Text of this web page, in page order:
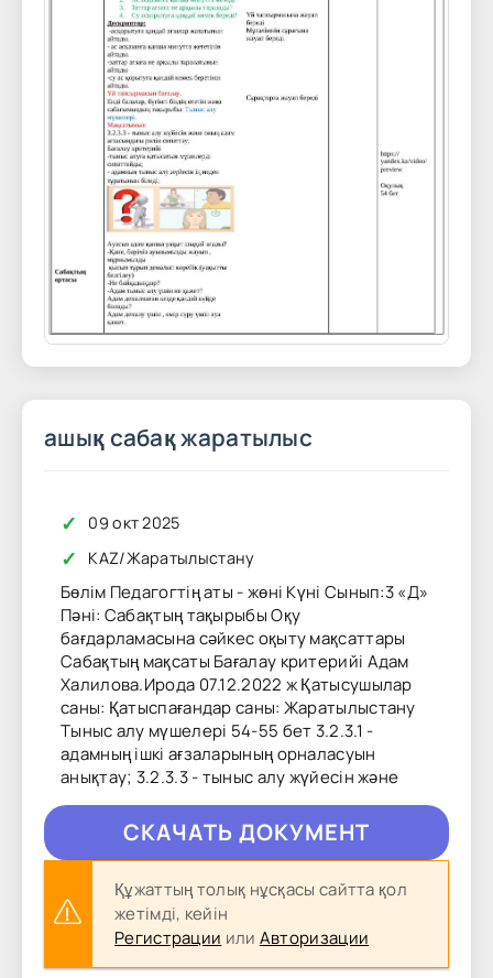
ашық сабақ жаратылыс
✓ 09 окт 2025
✓ KAZ/Жаратылыстану
Бөлім Педагогтің аты - жөні Күні Сынып:3 «Д»
Пәні: Сабақтың тақырыбы Оқу
бағдарламасына сәйкес оқыту мақсаттары
Сабақтың мақсаты Бағалау критерийі Адам
Халилова.Ирода 07.12.2022 ж Қатысушылар
саны: Қатыспағандар саны: Жаратылыстану
Тыныс алу мүшелері 54-55 бет 3.2.3.1 -
адамның ішкі ағзаларының орналасуын
анықтау; 3.2.3.3 - тыныс алу жүйесін және
CКAЧAТЬ ДОКУМЕНТ
Құжаттың толық нұсқасы сайтта қол
жетімді, кейін
Регистрации или Авторизации